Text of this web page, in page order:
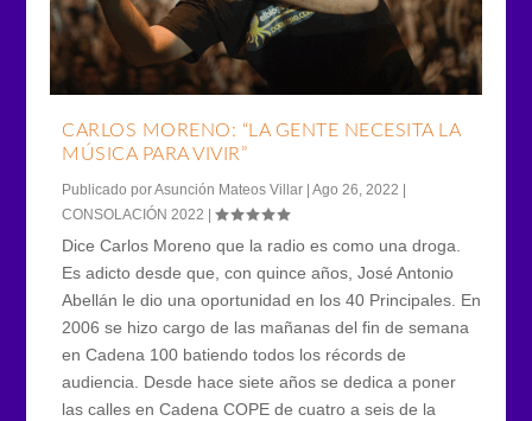
CARLOS MORENO: “LA GENTE NECESITA LA
MÚSICA PARA VIVIR”
Publicado porAsunción Mateos Villar |Ago 26, 2022
CONSOLACIÓN 2022
|
Dice Carlos Moreno que la radio es como una droga.
Es adicto desde que, con quince años, José Antonio
Abellán le dio una oportunidad en los 40 Principales. En
2006 se hizo cargo de las mañanas del fin de semana
en Cadena 100 batiendo todos los récords de
audiencia. Desde hace siete años se dedica a poner
las calles en Cadena COPE de cuatro a seis de la